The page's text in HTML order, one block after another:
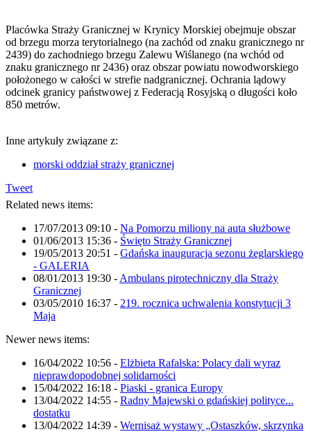
Placówka Straży Granicznej w Krynicy Morskiej obejmuje obszar
od brzegu morza terytorialnego (na zachód od znaku granicznego nr
2439) do zachodniego brzegu Zalewu Wiślanego (na wchód od
znaku granicznego nr 2436) oraz obszar powiatu nowodworskiego
położonego w całości w strefie nadgranicznej. Ochrania lądowy
odcinek granicy państwowej z Federacją Rosyjską o długości koło
850 metrów.
Inne artykuły związane z:
morski oddział straży granicznej
Tweet
Related news items:
17/07/2013 09:10 - Na Pomorzu miliony na auta służbowe
01/06/2013 15:36 - Święto Straży Granicznej
19/05/2013 20:51 - Gdańska inauguracja sezonu żeglarskiego
- GALERIA
08/01/2013 19:30 - Ambulans pirotechniczny dla Straży
Granicznej
03/05/2010 16:37 - 219. rocznica uchwalenia konstytucji 3
Maja
Newer news items:
16/04/2022 10:56 - Elżbieta Rafalska: Polacy dali wyraz
nieprawdopodobnej solidarności
15/04/2022 16:18 - Piaski - granica Europy
13/04/2022 14:55 - Radny Majewski o gdańskiej polityce...
dostatku
13/04/2022 14:39 - Wernisaż wystawy „Ostaszków, skrzynka